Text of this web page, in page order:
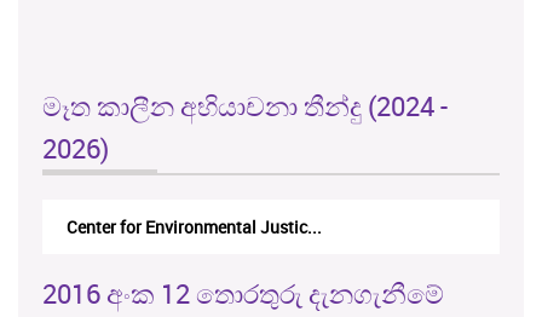
මෑත කාලීන අභියාචනා තීන්දු (2024 -
2026)
Center for Environmental Justic...
2016 අංක 12 තොරතුරු දැනගැනීමේ